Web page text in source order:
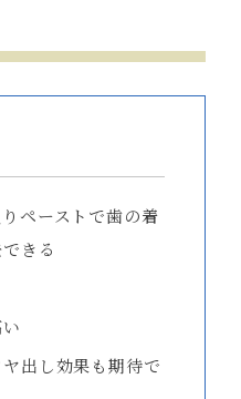
ペーストで歯の着
きる
出し効果も期待で